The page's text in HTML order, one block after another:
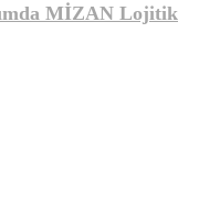
MİZAN Lojitik